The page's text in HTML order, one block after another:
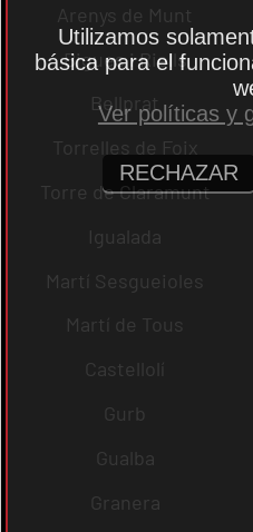
Arenys de Munt
Bigues i Riells
Bellprat
Torrelles de Foix
Torre de Claramunt
Igualada
Martí Sesgueioles
Martí de Tous
Castellolí
Gurb
Gualba
Granera
Utilizamos
básica para el
Ver políticas y
RECHAZAR